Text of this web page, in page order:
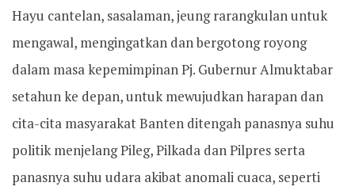
Hayu cantelan, sasalaman, jeung rarangkulan untuk
mengawal, mengingatkan dan bergotong royong
dalam masa kepemimpinan Pj. Gubernur Almuktabar
setahun ke depan, untuk mewujudkan harapan dan
cita-cita masyarakat Banten ditengah panasnya suhu
politik menjelang Pileg, Pilkada dan Pilpres serta
panasnya suhu udara akibat anomali cuaca, seperti